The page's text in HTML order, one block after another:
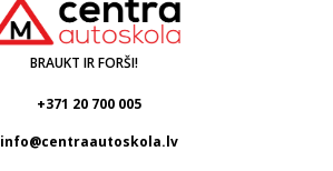
BRAUKT IR FORŠI!
+371 20 700 005
info@centraautoskola.lv